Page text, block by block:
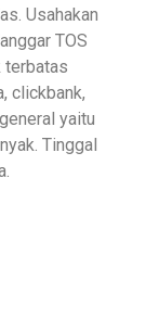
Usahakan
TOS
terbatas
clickbank,
yaitu
Tinggal